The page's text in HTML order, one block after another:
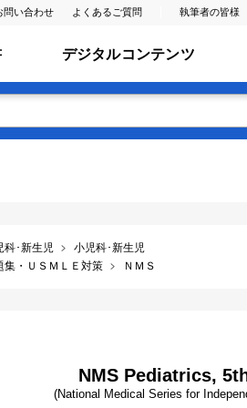
問い合わせ よくあるご質問 執筆者の皆様
デジタルコンテンツ
科･新生児
小児科･新生児
集・ＵＳＭＬＥ対策 ＮＭＳ
NMS Pediatrics,
(National Medical Series for